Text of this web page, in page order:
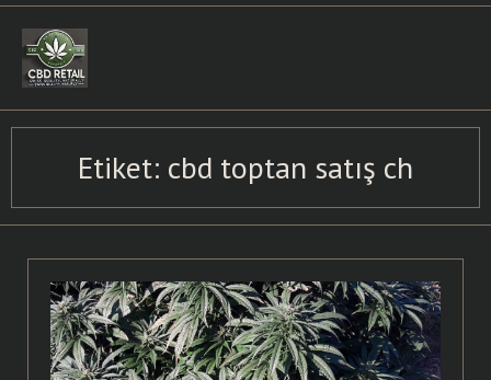
Skip
content
Etiket: cbd toptan satış ch